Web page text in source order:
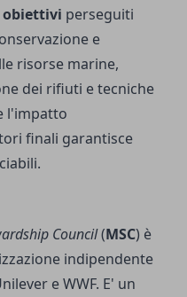
obiettivi perseguiti
e
risorse marine,
dei rifiuti e tecniche
l'impatto
finali garantisce
Council(MSC) è
indipendente
e WWF. E' un